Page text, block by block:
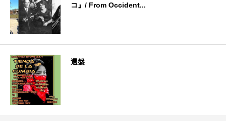
コ』/ From Occident...
選盤